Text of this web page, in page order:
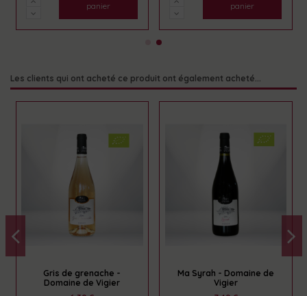
panier
panier
Les clients qui ont acheté ce produit ont également acheté...
Gris de grenache -
Domaine de Vigier
Ma Syrah - Domaine de
Vigier